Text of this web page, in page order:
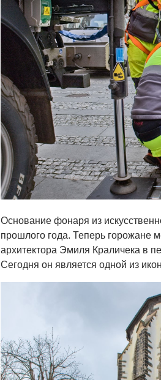
Основание фонаря из
прошлого года. Теперь горожане
архитектора Эмиля Краличека в
Сегодня он является одной из